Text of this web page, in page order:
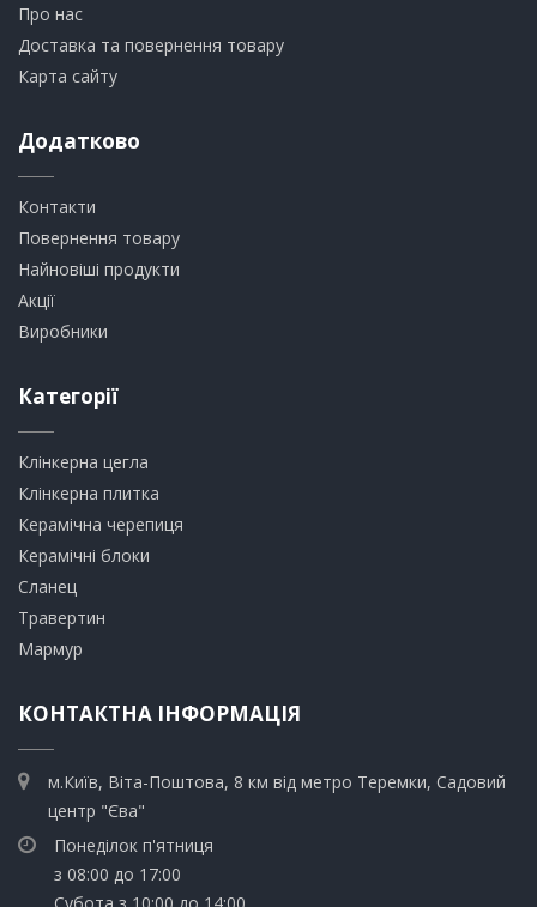
Про нас
Доставка та повернення товару
Карта сайту
Додатково
Контакти
Повернення товару
Найновіші продукти
Акції
Виробники
Категорії
Клінкерна цегла
​Клінкерна плитка
​Керамічна черепиця
​Керамічні блоки
​Сланец
Травертин​
​Мармур
КОНТАКТНА ІНФОРМАЦІЯ
м.Київ, Віта-Поштова, 8 км від метро Теремки, Садовий
центр "Єва"
Понеділок п'ятниця
з 08:00 до 17:00